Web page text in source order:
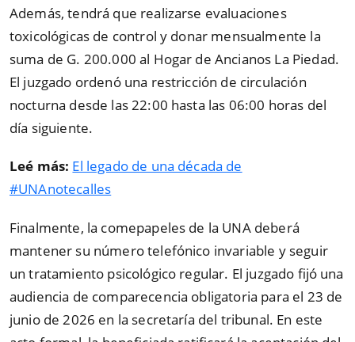
Además, tendrá que realizarse evaluaciones
toxicológicas de control y donar mensualmente la
suma de G. 200.000 al Hogar de Ancianos La Piedad.
El juzgado ordenó una restricción de circulación
nocturna desde las 22:00 hasta las 06:00 horas del
día siguiente.
Leé más: El legado de una década de
#UNAnotecalles
Finalmente, la comepapeles de la UNA deberá
mantener su número telefónico invariable y seguir
un tratamiento psicológico regular. El juzgado fijó una
audiencia de comparecencia obligatoria para el 23 de
junio de 2026 en la secretaría del tribunal. En este